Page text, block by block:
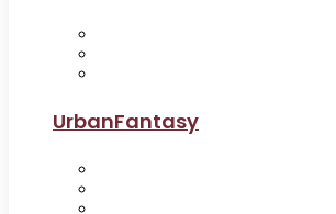
UrbanFantasy